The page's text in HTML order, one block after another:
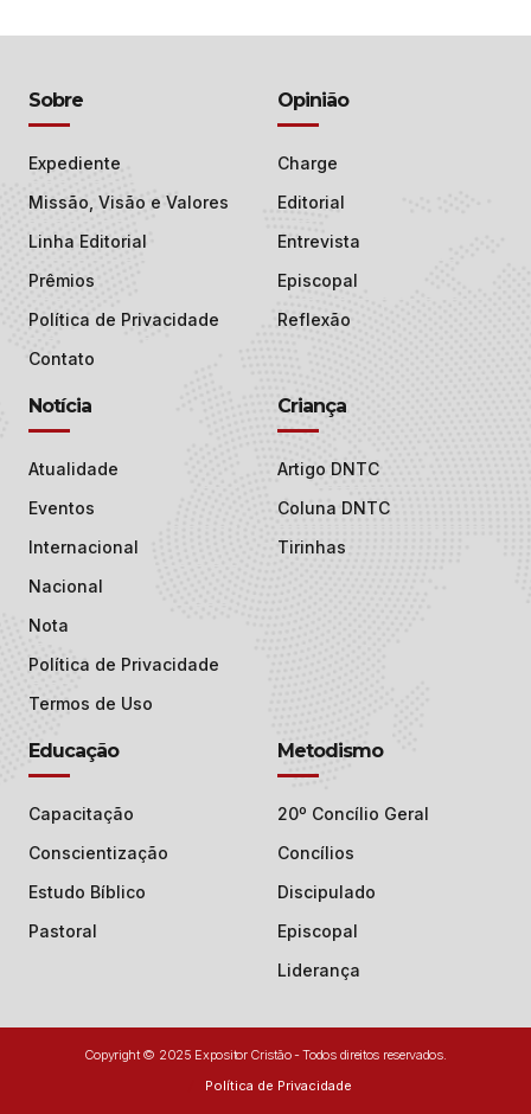
Sobre
Expediente
Missão, Visão e Valores
Linha Editorial
Prêmios
Política de Privacidade
Contato
Opinião
Charge
Editorial
Entrevista
Episcopal
Reflexão
Notícia
Atualidade
Eventos
Internacional
Nacional
Nota
Política de Privacidade
Termos de Uso
Criança
Artigo DNTC
Coluna DNTC
Tirinhas
Educação
Capacitação
Conscientização
Estudo Bíblico
Pastoral
Metodismo
20º Concílio Geral
Concílios
Discipulado
Episcopal
Liderança
Copyright © 2025 Expositor Cristão - Todos direitos reservados.
Política de Privacidade